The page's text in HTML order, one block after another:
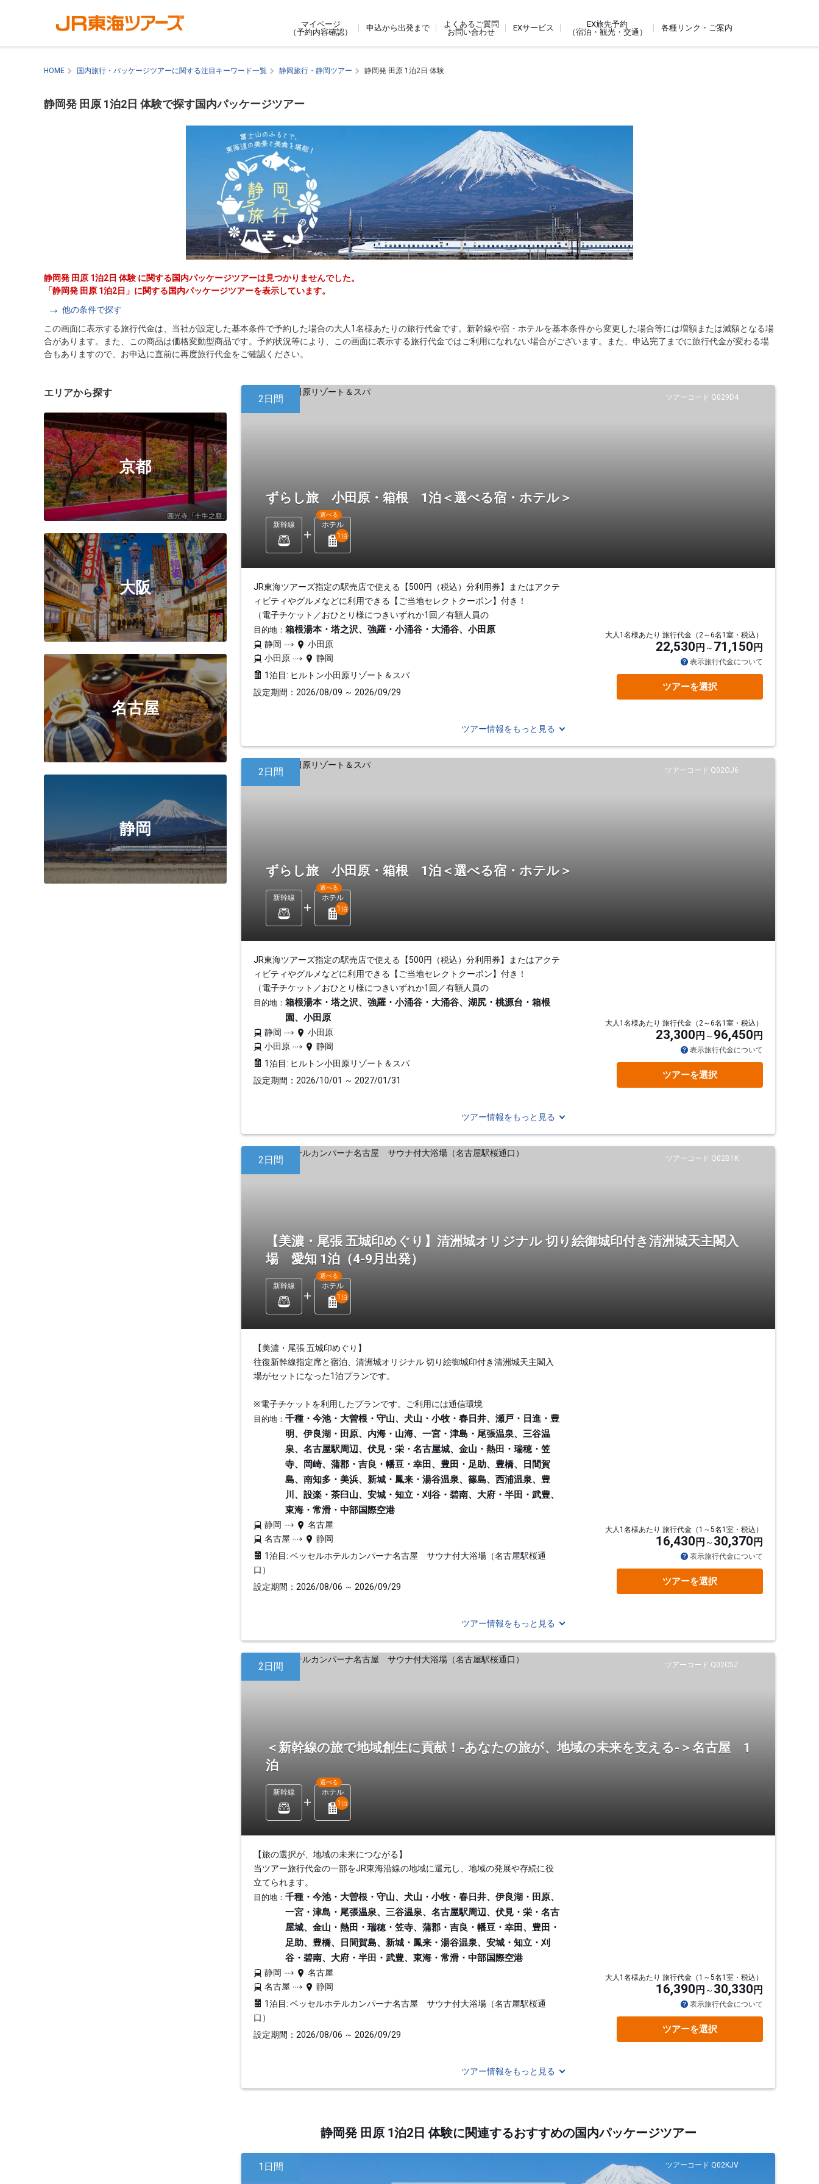
マイページ
（予約内容確認）
申込から出発まで
よくあるご質問
お問い合わせ
EXサービス
EX旅先予約
（宿泊・観光・交通）
各種リンク・ご案内
HOME 国内旅行・パッケージツアーに関する注目キーワード一覧 静岡旅行・静岡ツアー 静岡発 田原 1泊2日 体験
静岡発 田原 1泊2日 体験で探す国内パッケージツアー
静岡発 田原 1泊2日 体験 に関する国内パッケージツアーは見つかりませんでした。
「静岡発 田原 1泊2日」に関する国内パッケージツアーを表示しています。
他の条件で探す
この画面に表示する旅行代金は、当社が設定した基本条件で予約した場合の大人1名様あたりの旅行代金です。新幹線や宿・ホテルを基本条件から変更した場合等には増額または減額となる場
合があります。また、この商品は価格変動型商品です。予約状況等により、この画面に表示する旅行代金ではご利用になれない場合がございます。また、申込完了までに旅行代金が変わる場
合もありますので、お申込に直前に再度旅行代金をご確認ください。
エリアから探す
京都
大阪
名古屋
静岡
ツアーコード Q029D4
2日間
ずらし旅 小田原・箱根 1泊＜選べる宿・ホテル＞
新幹線 ホテル
選べる
1 泊
JR東海ツアーズ指定の駅売店で使える【500円（税込）分利用券】またはアクテ
ィビティやグルメなどに利用できる【ご当地セレクトクーポン】付き！
（電子チケット／おひとり様につきいずれか1回／有額人員の
目的地： 箱根湯本・塔之沢、強羅・小涌谷・大涌谷、小田原
静岡
小田原
小田原
静岡
1泊目: ヒルトン小田原リゾート＆スパ
設定期間：2026/08/09 ～ 2026/09/29
大人1名様あたり 旅行代金（2～6名1室・税込）
22,530 円 71,150 円
表示旅行代金について
ツアーを選択
ツアー情報をもっと見る
ツアーコード Q02OJ6
2日間
ずらし旅 小田原・箱根 1泊＜選べる宿・ホテル＞
新幹線 ホテル
選べる
1 泊
JR東海ツアーズ指定の駅売店で使える【500円（税込）分利用券】またはアクテ
ィビティやグルメなどに利用できる【ご当地セレクトクーポン】付き！
（電子チケット／おひとり様につきいずれか1回／有額人員の
目的地： 箱根湯本・塔之沢、強羅・小涌谷・大涌谷、湖尻・桃源台・箱根
園、小田原
静岡
小田原
小田原
静岡
1泊目: ヒルトン小田原リゾート＆スパ
設定期間：2026/10/01 ～ 2027/01/31
大人1名様あたり 旅行代金（2～6名1室・税込）
23,300 円 96,450 円
表示旅行代金について
ツアーを選択
ツアー情報をもっと見る
ツアーコード Q02B1K
2日間
【美濃・尾張 五城印めぐり】清洲城オリジナル 切り絵御城印付き清洲城天主閣入
場 愛知 1泊（4-9月出発）
新幹線 ホテル
選べる
1 泊
【美濃・尾張 五城印めぐり】
往復新幹線指定席と宿泊、清洲城オリジナル 切り絵御城印付き清洲城天主閣入
場がセットになった1泊プランです。
※電子チケットを利用したプランです。ご利用には通信環境
目的地： 千種・今池・大曽根・守山、犬山・小牧・春日井、瀬戸・日進・豊
明、伊良湖・田原、内海・山海、一宮・津島・尾張温泉、三谷温
泉、名古屋駅周辺、伏見・栄・名古屋城、金山・熱田・瑞穂・笠
寺、岡崎、蒲郡・吉良・幡豆・幸田、豊田・足助、豊橋、日間賀
島、南知多・美浜、新城・鳳来・湯谷温泉、篠島、西浦温泉、豊
川、設楽・茶臼山、安城・知立・刈谷・碧南、大府・半田・武豊、
東海・常滑・中部国際空港
静岡
名古屋
名古屋
静岡
1泊目: ベッセルホテルカンパーナ名古屋 サウナ付大浴場（名古屋駅桜通
口）
設定期間：2026/08/06 ～ 2026/09/29
大人1名様あたり 旅行代金（1～5名1室・税込）
16,430 円 30,370 円
表示旅行代金について
ツアーを選択
ツアー情報をもっと見る
ツアーコード Q02C5Z
2日間
＜新幹線の旅で地域創生に貢献！-あなたの旅が、地域の未来を支える-＞名古屋 1
泊
新幹線 ホテル
選べる
1 泊
【旅の選択が、地域の未来につながる】
当ツアー旅行代金の一部をJR東海沿線の地域に還元し、地域の発展や存続に役
立てられます。
目的地： 千種・今池・大曽根・守山、犬山・小牧・春日井、伊良湖・田原、
一宮・津島・尾張温泉、三谷温泉、名古屋駅周辺、伏見・栄・名古
屋城、金山・熱田・瑞穂・笠寺、蒲郡・吉良・幡豆・幸田、豊田・
足助、豊橋、日間賀島、新城・鳳来・湯谷温泉、安城・知立・刈
谷・碧南、大府・半田・武豊、東海・常滑・中部国際空港
静岡
名古屋
名古屋
静岡
1泊目: ベッセルホテルカンパーナ名古屋 サウナ付大浴場（名古屋駅桜通
口）
設定期間：2026/08/06 ～ 2026/09/29
大人1名様あたり 旅行代金（1～5名1室・税込）
16,390 円 30,330 円
表示旅行代金について
ツアーを選択
ツアー情報をもっと見る
静岡発 田原 1泊2日 体験に関連するおすすめの国内パッケージツアー
ツアーコード Q02KJV
1日間